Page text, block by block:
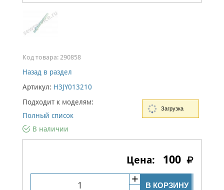
Код товара: 290858
Назад в раздел
Артикул: H3JY013210
Подходит к моделям:
Полный список
В наличии
100
В КОРЗИНУ
Загрузка